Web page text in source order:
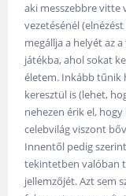
aki messzebbre vitte
vezetésénél
megállja a helyét az
játékba, ahol sokat
életem. Inkább tűnik
keresztül is (lehet,
nehezen érik el,
celebvilág viszont
Innentől pedig
tekintetben valóban
jellemzőjét. Azt sem